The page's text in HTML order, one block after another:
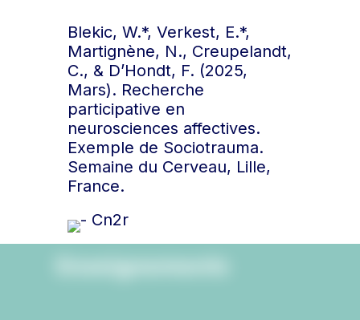
Blekic, W.*, Verkest, E.*,
Martignène, N., Creupelandt,
C., & D’Hondt, F. (2025,
Mars). Recherche
participative en
neurosciences affectives.
Exemple de Sociotrauma.
Semaine du Cerveau, Lille,
France.
Enseignements